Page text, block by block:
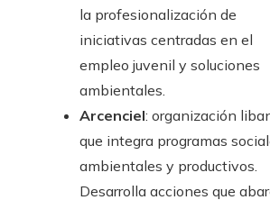
la profesionalización de
iniciativas centradas en el
empleo juvenil y soluciones
ambientales.
Arcenciel: organización
que integra programas
ambientales y productivos.
Desarrolla acciones que